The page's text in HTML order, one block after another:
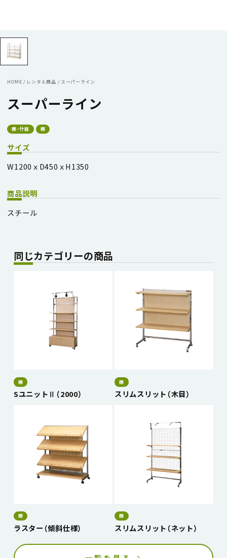
HOME / レンタル商品 / スーパーライン
スーパーライン
棚・什器 棚
サイズ
W1200ｘD450ｘH1350
商品説明
スチール
同じカテゴリーの商品
棚
SユニットⅡ（2000）
棚
スリムスリット（木目）
棚
ラスター（傾斜仕様）
棚
スリムスリット（ネット）